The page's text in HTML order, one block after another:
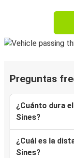
Preguntas
¿Cuánto dura
Sines?
¿Cuál es la
Sines?